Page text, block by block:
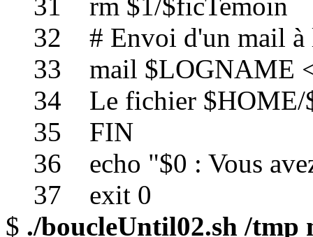
32 # Envoi d'un mail à
33 mail $LOGNAME
34 Le fichier $HOME/
35 FIN
36 echo "$0 : Vous
37 exit 0
$ ./boucleUntil02.sh /tmp